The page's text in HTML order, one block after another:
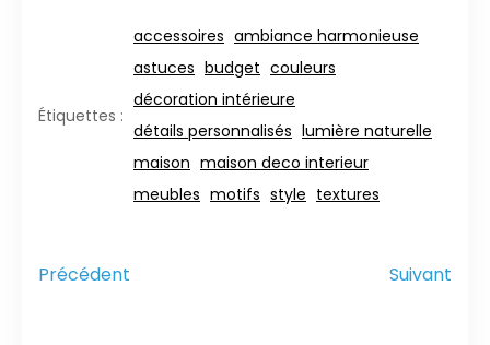
Étiquettes :
accessoires ambiance harmonieuse
astuces budget couleurs
décoration intérieure
détails personnalisés lumière naturelle
maison maison deco interieur
meubles motifs style textures
Précédent Suivant